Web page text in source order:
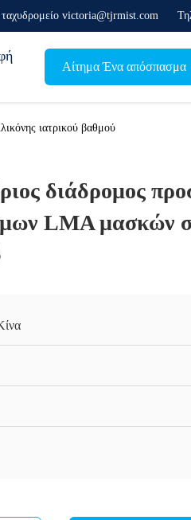
ταχυδρομείο victoria@tjrmist.com
Αίτημα Ένα απόσπασμα
ιατρικού βαθμού
διάδρομος
LMA μασκών